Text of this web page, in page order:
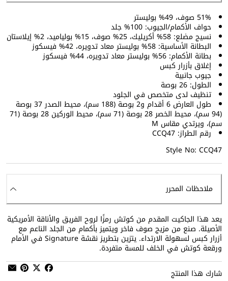
51% صوف، 49% بوليستر
حواف الأكمام/الجيوب: 100% جلد
نسيج مضلع: 58% أكريليك، 25% صوف، 15% بولياميد، 2% إيلاستان
البطانة الأساسية: 58% بوليستر معاد تدويره، 42% فيسكوز
بطانة الأكمام: 56% بوليستر معاد تدويره، 44% فيسكوز
إغلاق بأزرار كبس
جيوب جانبية
الطول: 26 بوصة
تنظيف لدى متخصص في الجلود
طول العارض 6 أقدام و2 بوصة (188 سم)، محيط الصدر 37 بوصة
(94 سم)، محيط الخصر 28 بوصة (71 سم)، محيط الوركين 28 بوصة (71
سم)، ويرتدي مقاس M
رقم الطراز: CCQ47
Style No: CCQ47
ملاحظات المحرر
يعد هذا الجاكيت المقدم من كوتش رمزًا لروح الفريق والأناقة الأمريكية
الأصيلة. صنع من مزيج صوف فاخر ويتميز بأكمام من الجلد الناعم مع
أزرار كبس لسهولة الارتداء. يتزين بتطريز نقشة Signature في الأمام
ورقعة كوتش في الخلف للمسة متفردة.
شارك هذا المنتج